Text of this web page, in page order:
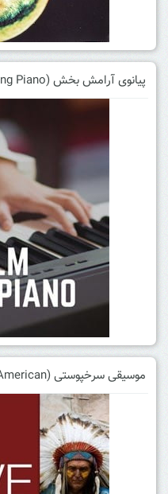
پیانوی آرامش بخش (Relaxing Piano)
موسیقی سرخپوستی (Native American)